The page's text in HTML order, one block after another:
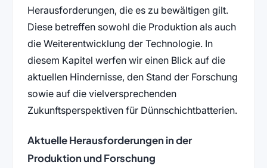
Herausforderungen, die es zu bewältigen gilt.
Diese betreffen sowohl die Produktion als auch
die Weiterentwicklung der Technologie. In
diesem Kapitel werfen wir einen Blick auf die
aktuellen Hindernisse, den Stand der Forschung
sowie auf die vielversprechenden
Zukunftsperspektiven für Dünnschichtbatterien.
Aktuelle Herausforderungen in der
Produktion und Forschung